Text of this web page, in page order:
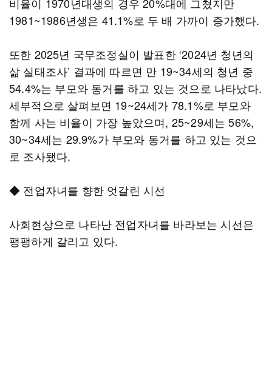
1981~1986년생은 41.1%로 두 배 가까이 증가했다.
또한 2025년 국무조정실이 발표한 ‘2024년 청년의
삶 실태조사’ 결과에 따르면 만 19~34세의 청년 중
54.4%는 부모와 동거를 하고 있는 것으로 나타났다.
세부적으로 살펴보면 19~24세가 78.1%로 부모와
함께 사는 비율이 가장 높았으며, 25~29세는 56%,
30~34세는 29.9%가 부모와 동거를 하고 있는 것으
로 조사됐다.
◆ 전업자녀를 향한 엇갈린 시선
사회현상으로 나타난 전업자녀를 바라보는 시선은
팽팽하게 갈리고 있다.